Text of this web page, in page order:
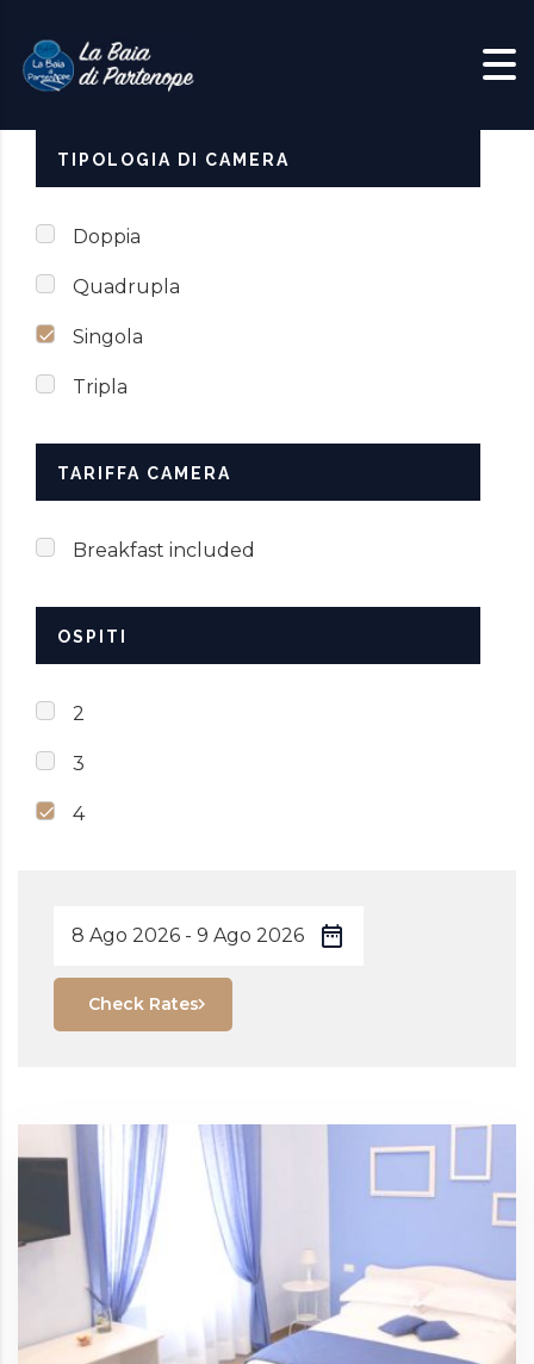
TIPOLOGIA DI CAMERA
Doppia
Quadrupla
Singola
Tripla
TARIFFA CAMERA
Breakfast included
OSPITI
2
3
4
Check Rates